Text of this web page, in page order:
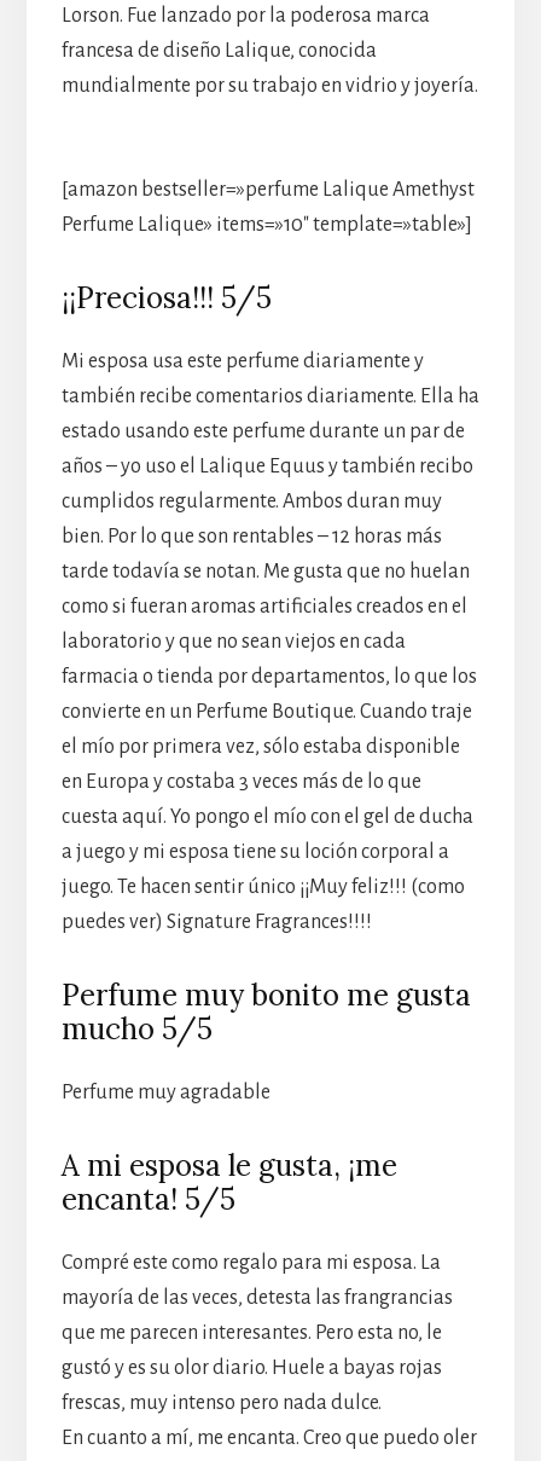
Lorson. Fue lanzado por la poderosa marca
francesa de diseño Lalique, conocida
mundialmente por su trabajo en vidrio y joyería.
[amazon bestseller=»perfume Lalique Amethyst
Perfume Lalique» items=»10″ template=»table»]
¡¡Preciosa!!! 5/5
Mi esposa usa este perfume diariamente y
también recibe comentarios diariamente. Ella ha
estado usando este perfume durante un par de
años – yo uso el Lalique Equus y también recibo
cumplidos regularmente. Ambos duran muy
bien. Por lo que son rentables – 12 horas más
tarde todavía se notan. Me gusta que no huelan
como si fueran aromas artificiales creados en el
laboratorio y que no sean viejos en cada
farmacia o tienda por departamentos, lo que los
convierte en un Perfume Boutique. Cuando traje
el mío por primera vez, sólo estaba disponible
en Europa y costaba 3 veces más de lo que
cuesta aquí. Yo pongo el mío con el gel de ducha
a juego y mi esposa tiene su loción corporal a
juego. Te hacen sentir único ¡¡Muy feliz!!! (como
puedes ver) Signature Fragrances!!!!
Perfume muy bonito me gusta
mucho 5/5
Perfume muy agradable
A mi esposa le gusta, ¡me
encanta! 5/5
Compré este como regalo para mi esposa. La
mayoría de las veces, detesta las frangrancias
que me parecen interesantes. Pero esta no, le
gustó y es su olor diario. Huele a bayas rojas
frescas, muy intenso pero nada dulce.
En cuanto a mí, me encanta. Creo que puedo oler